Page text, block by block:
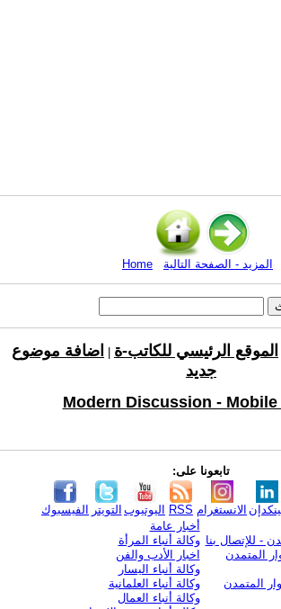
Home المزيد - الصفحة التالية
الموقع الرئيسي للكاتب-ة
اضافة موضوع
جديد
Modern Discussion -
تابعونا على:
الفيسبوك التويتر اليوتيوب RSS الانستغرام
- للإتصال بنا
المتمدن
المتمدن
أخبار عامة
وكالة أنباء المرأة
اخبار الأدب والفن
وكالة أنباء اليسار
وكالة أنباء العلمانية
وكالة أنباء العمال